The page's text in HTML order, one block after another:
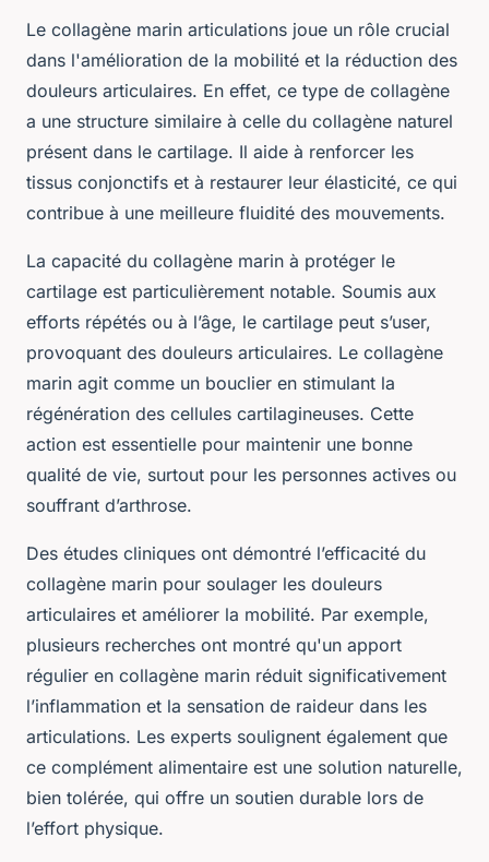
Le collagène marin articulations joue un rôle crucial
dans l'amélioration de la mobilité et la réduction des
douleurs articulaires. En effet, ce type de collagène
a une structure similaire à celle du collagène naturel
présent dans le cartilage. Il aide à renforcer les
tissus conjonctifs et à restaurer leur élasticité, ce qui
contribue à une meilleure fluidité des mouvements.
La capacité du collagène marin à protéger le
cartilage est particulièrement notable. Soumis aux
efforts répétés ou à l’âge, le cartilage peut s’user,
provoquant des douleurs articulaires. Le collagène
marin agit comme un bouclier en stimulant la
régénération des cellules cartilagineuses. Cette
action est essentielle pour maintenir une bonne
qualité de vie, surtout pour les personnes actives ou
souffrant d’arthrose.
Des études cliniques ont démontré l’efficacité du
collagène marin pour soulager les douleurs
articulaires et améliorer la mobilité. Par exemple,
plusieurs recherches ont montré qu'un apport
régulier en collagène marin réduit significativement
l’inflammation et la sensation de raideur dans les
articulations. Les experts soulignent également que
ce complément alimentaire est une solution naturelle,
bien tolérée, qui offre un soutien durable lors de
l’effort physique.